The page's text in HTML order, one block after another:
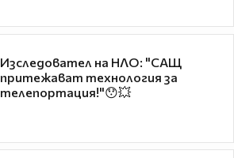
Изследовател на НЛО: "САЩ
притежават технология за
телепортация!"😯💥